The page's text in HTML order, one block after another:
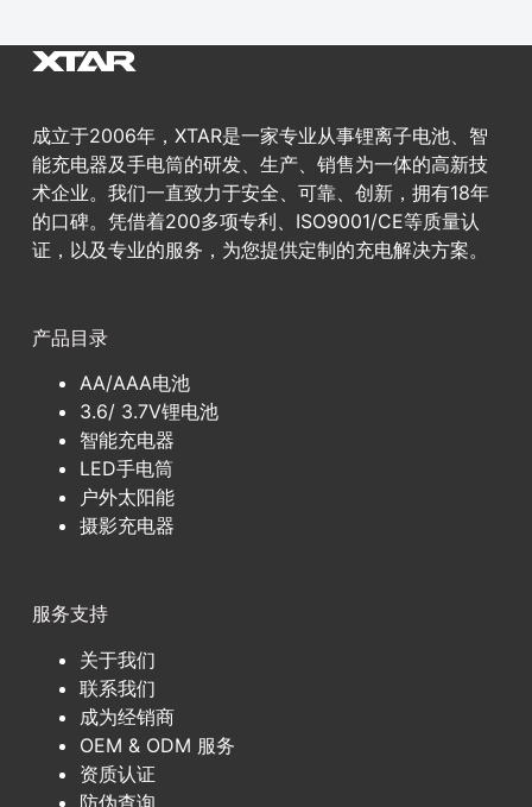
成立于2006年，XTAR是一家专业从事锂离子电池、智
能充电器及手电筒的研发、生产、销售为一体的高新技
术企业。我们一直致力于安全、可靠、创新，拥有18年
的口碑。凭借着200多项专利、ISO9001/CE等质量认
证，以及专业的服务，为您提供定制的充电解决方案。
产品目录
AA/AAA电池
3.6/ 3.7V锂电池
智能充电器
LED手电筒
户外太阳能
摄影充电器
服务支持
关于我们
联系我们
成为经销商
OEM & ODM 服务
资质认证